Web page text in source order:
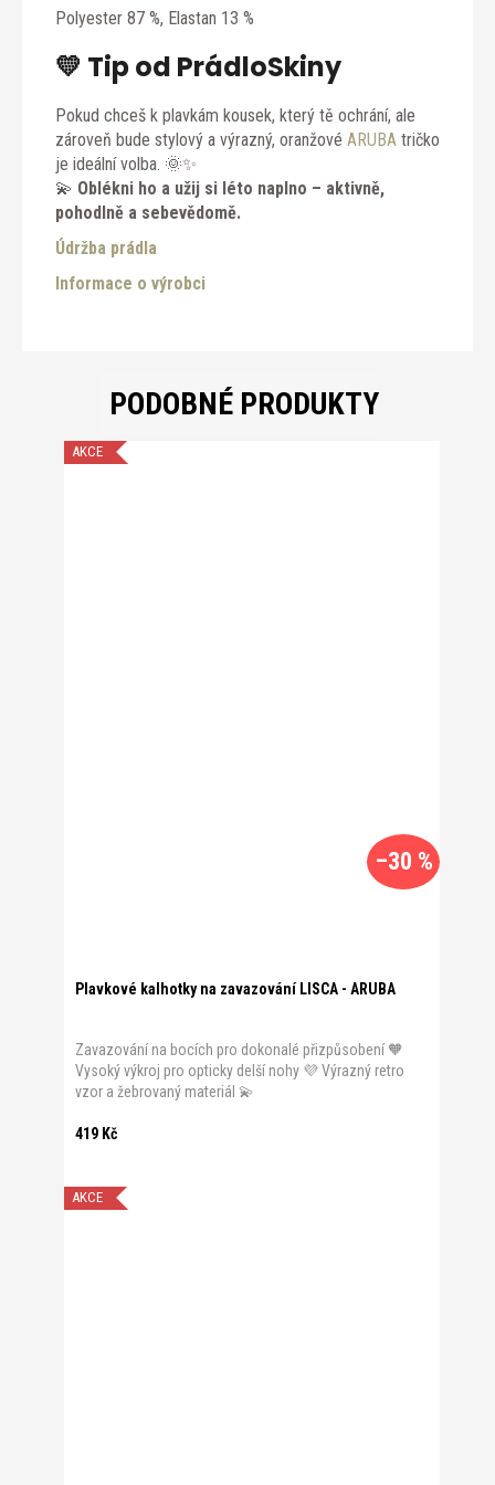
Polyester 87 %, Elastan 13 %
💛 Tip od PrádloSkiny
Pokud chceš k plavkám kousek, který tě ochrání, ale
zároveň bude stylový a výrazný, oranžové ARUBA tričko
je ideální volba. 🌞✨
💫 Oblékni ho a užij si léto naplno – aktivně,
pohodlně a sebevědomě.
Údržba prádla
Informace o výrobci
PODOBNÉ PRODUKTY
AKCE
–30 %
Plavkové kalhotky na zavazování LISCA - ARUBA
419 Kč
Zavazování na bocích pro dokonalé přizpůsobení 🧡
Vysoký výkroj pro opticky delší nohy 💜 Výrazný retro
vzor a žebrovaný materiál 💫
AKCE